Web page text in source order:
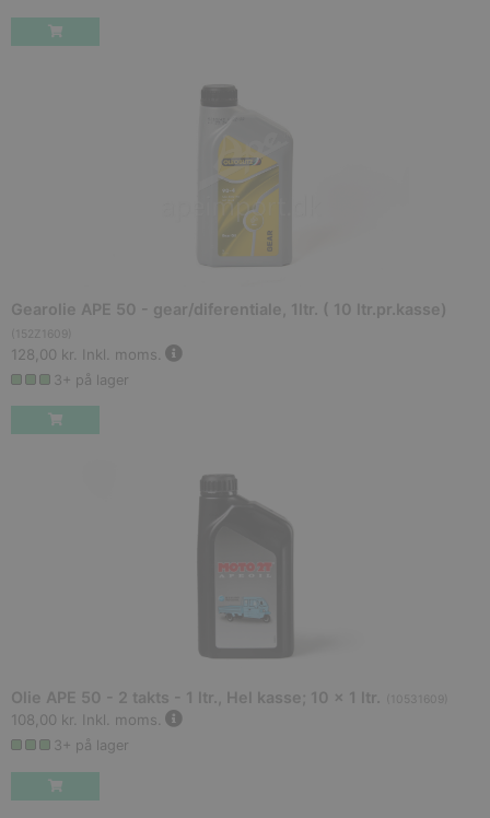
Gearolie APE 50 - gear/diferentiale, 1ltr. ( 10 ltr.pr.kasse)
152Z1609
128,00 kr. Inkl. moms.
3+ på lager
Olie APE 50 - 2 takts - 1 ltr., Hel kasse; 10 x 1 ltr. 10531609
108,00 kr. Inkl. moms.
3+ på lager